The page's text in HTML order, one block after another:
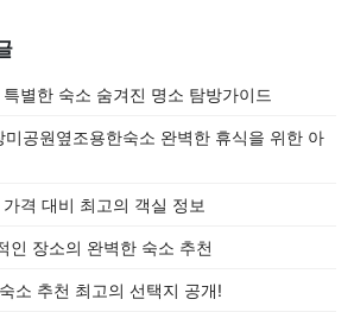
별한 숙소 숨겨진 명소 탐방가이드
공원옆조용한숙소 완벽한 휴식을 위한 아
격 대비 최고의 객실 정보
인 장소의 완벽한 숙소 추천
소 추천 최고의 선택지 공개!